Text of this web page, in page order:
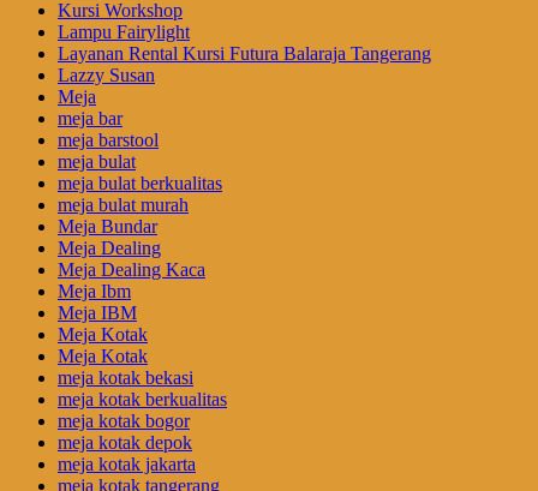
Kursi Workshop
Lampu Fairylight
Layanan Rental Kursi Futura Balaraja Tangerang
Lazzy Susan
Meja
meja bar
meja barstool
meja bulat
meja bulat berkualitas
meja bulat murah
Meja Bundar
Meja Dealing
Meja Dealing Kaca
Meja Ibm
Meja IBM
Meja Kotak
Meja Kotak
meja kotak bekasi
meja kotak berkualitas
meja kotak bogor
meja kotak depok
meja kotak jakarta
meja kotak tangerang